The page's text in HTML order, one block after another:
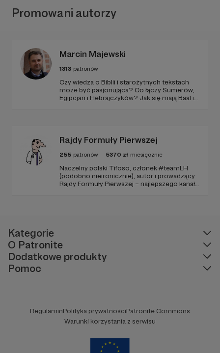
Promowani autorzy
Marcin Majewski
1313 patronów
Czy wiedza o Biblii i starożytnych tekstach
może być pasjonująca? Co łączy Sumerów,
Egipcjan i Hebrajczyków? Jak się mają Baal i
Rajdy Formuły Pierwszej
255 patronów 5370 zł miesięcznie
Naczelny polski Tifoso, członek #teamLH
(podobno nieironicznie), autor i prowadzący
Rajdy Formuły Pierwszej – najlepszego kanału
Kategorie
O Patronite
Dodatkowe produkty
Pomoc
RegulaminPolityka prywatnościPatronite Commons
Warunki korzystania z serwisu